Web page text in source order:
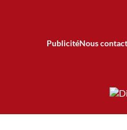
PublicitéNous